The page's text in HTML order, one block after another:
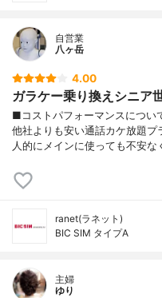
自営業
八ヶ岳
4.00
ガラケー乗り換えシニア
■コストパフォーマンスについ
他社よりも安い通話カケ放題
人的にメインに使っても不安な
ranet(ラネット)
BIC SIM タイプA
主婦
ゆり